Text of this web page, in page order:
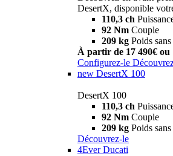
DesertX, disponible
110,3 ch
92 Nm Couple
209 kg Poids
À partir de 17 490€ ou
Configurez-le
new DesertX 100
DesertX 100
110,3 ch
92 Nm Couple
209 kg Poids
Découvrez-le
4Ever Ducati